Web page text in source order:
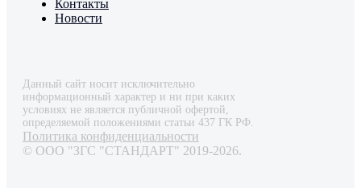
Контакты
Новости
Данный сайт носит исключительно
информационный характер и ни при каких
условиях не является публичной офертой,
определяемой положениями статьи 437 ГК РФ.
Политика конфиденциальности
© ООО "ЗГС "СТАНДАРТ" 2019-2026.